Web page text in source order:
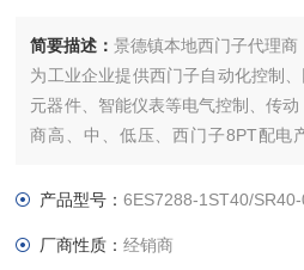
简要描述：景德镇本地西门子代理商
为工业企业提供西门子自动化控制
元器件、智能仪表等电气控制、传
商高、中、低压、西门子8PT配电
本公司专业销售西门子各系列产品
制、传动 产品及高、中、低压
产品型号：6ES7288-1ST40/
厂商性质：经销商